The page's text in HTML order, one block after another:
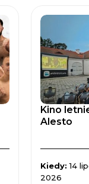
Kino
Alesto
Kiedy:14
2026